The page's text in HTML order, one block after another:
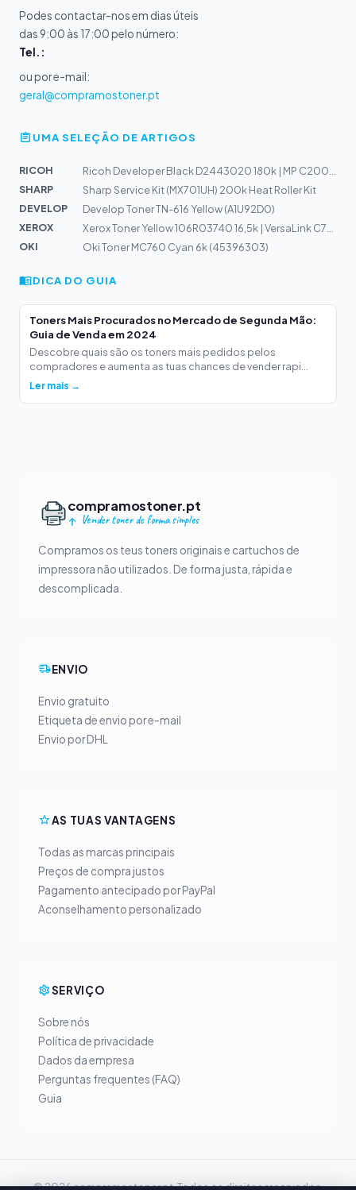
Podes contactar-nos em dias úteis
das 9:00 às 17:00 pelo número:
Tel.:
ou por e-mail:
geral@compramostoner.pt
UMA SELEÇÃO DE ARTIGOS
RICOH
SHARP
Sharp Service Kit (MX701UH) 200k Heat Roller Kit
DEVELOP
Develop Toner TN-616 Yellow (A1U92D0)
XEROX
OKI
Oki Toner MC760 Cyan 6k (45396303)
DICA DO GUIA
Toners Mais Procurados no Mercado de Segunda Mão:
Guia de Venda em 2024
Descobre quais são os toners mais pedidos pelos
compradores e aumenta as tuas chances de vender rapi...
Ler mais →
compramostoner.pt
Vender toner de forma simples
Compramos os teus toners originais e cartuchos de
impressora não utilizados. De forma justa, rápida e
descomplicada.
ENVIO
Envio gratuito
Etiqueta de envio por e-mail
Envio por DHL
AS TUAS VANTAGENS
Todas as marcas principais
Preços de compra justos
Pagamento antecipado por PayPal
Aconselhamento personalizado
SERVIÇO
Sobre nós
Política de privacidade
Dados da empresa
Perguntas frequentes (FAQ)
Guia
© 2026 compramostoner.pt. Todos os direitos reservados.